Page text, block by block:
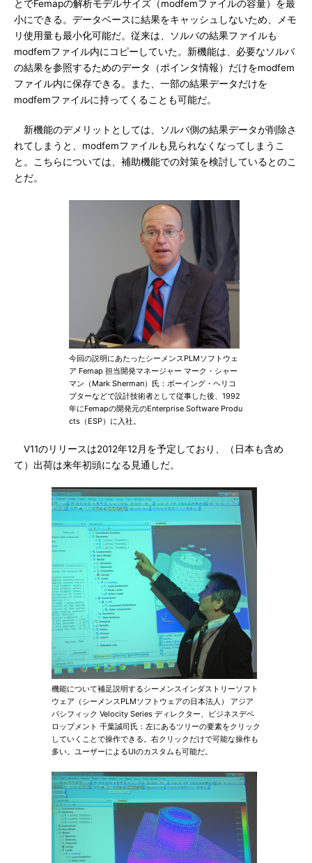
とでFemapの解析モデルサイズ（modfemファイルの容量）を最
小にできる。データベースに結果をキャッシュしないため、メモ
リ使用量も最小化可能だ。従来は、ソルバの結果ファイルも
modfemファイル内にコピーしていた。新機能は、必要なソルバ
の結果を参照するためのデータ（ポインタ情報）だけをmodfem
ファイル内に保存できる。また、一部の結果データだけを
modfemファイルに持ってくることも可能だ。
新機能のデメリットとしては、ソルバ側の結果データが削除さ
れてしまうと、modfemファイルも見られなくなってしまうこ
と。こちらについては、補助機能での対策を検討しているとのこ
とだ。
今回の説明にあたったシーメンスPLMソフトウェ
ア Femap 担当開発マネージャー マーク・シャー
マン（Mark Sherman）氏：ボーイング・ヘリコ
プターなどで設計技術者として従事した後、1992
年にFemapの開発元のEnterprise Software Produ
cts（ESP）に入社。
V11のリリースは2012年12月を予定しており、（日本も含め
て）出荷は来年初頭になる見通しだ。
機能について補足説明するシーメンスインダストリーソフト
ウェア（シーメンスPLMソフトウェアの日本法人） アジア
パシフィック Velocity Series ディレクター、ビジネスデベ
ロップメント 千葉誠司氏：左にあるツリーの要素をクリック
していくことで操作できる。右クリックだけで可能な操作も
多い。ユーザーによるUIのカスタムも可能だ。